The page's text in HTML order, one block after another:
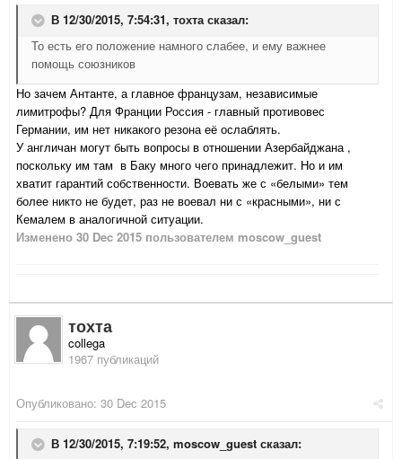
В 12/30/2015, 7:54:31, тохтасказал:
То есть его положение намного слабее, и ему важнее
помощь союзников
Но зачем Антанте, а главное французам, независимые
лимитрофы? Для Франции Россия - главный противовес
Германии, им нет никакого резона её ослаблять.
У англичан могут быть вопросы в отношении Азербайджана ,
поскольку им там в Баку много чего принадлежит. Но и им
хватит гарантий собственности. Воевать же с «белыми» тем
более никто не будет, раз не воевал ни с «красными», ни с
Кемалем в аналогичной ситуации.
Изменено 30 Dec 2015 пользователем moscow_guest
тохта
collega
1967 публикаций
Опубликовано: 30 Dec 2015
В 12/30/2015, 7:19:52, moscow_guest сказал: